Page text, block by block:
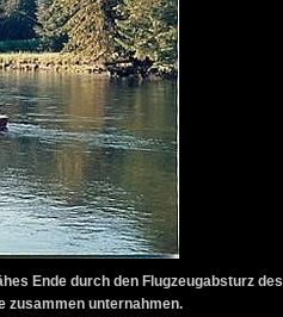
Ende durch den Flugzeugabsturz des
zusammen unternahmen.